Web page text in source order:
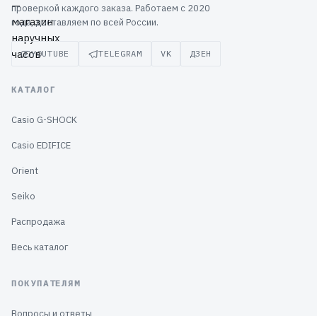
проверкой каждого заказа. Работаем с 2020
года, доставляем по всей России.
YOUTUBE TELEGRAM VK ДЗЕН
КАТАЛОГ
Casio G-SHOCK
Casio EDIFICE
Orient
Seiko
Распродажа
Весь каталог
ПОКУПАТЕЛЯМ